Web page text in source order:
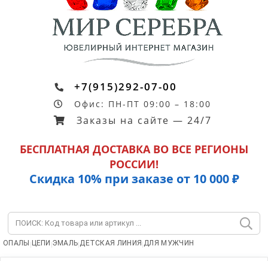
+7(915)292-07-00
Офис: ПН-ПТ 09:00 – 18:00
Заказы на сайте — 24/7
БЕСПЛАТНАЯ ДОСТАВКА ВО ВСЕ РЕГИОНЫ
РОССИИ!
Скидка 10% при заказе от 10 000 ₽
ОПАЛЫ | ЦЕПИ |ЭМАЛЬ|ДЕТСКАЯ ЛИНИЯ |ДЛЯ МУЖЧИН